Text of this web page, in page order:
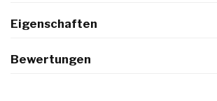
Eigenschaften
Bewertungen